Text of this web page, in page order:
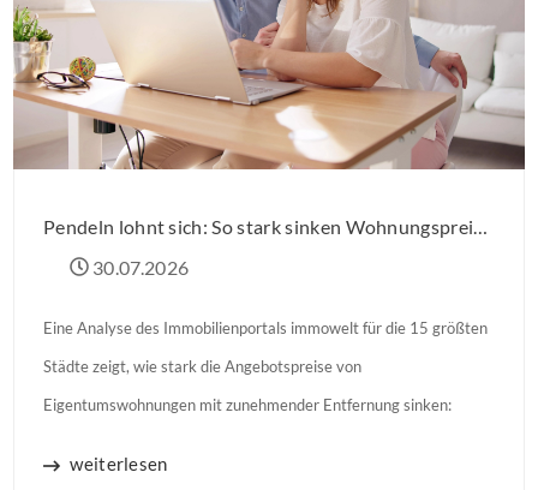
Pendeln lohnt sich: So stark sinken Wohnungspreise im Umland
30.07.2026
Eine Analyse des Immobilienportals immowelt für die 15 größten
Städte zeigt, wie stark die Angebotspreise von
Eigentumswohnungen mit zunehmender Entfernung sinken:
weiterlesen